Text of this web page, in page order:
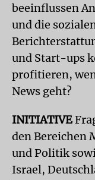
beeinflussen
und die
und Start-ups
profitieren,
News geht?
INITIATIVE
den Bereichen
und Politik
Israel,